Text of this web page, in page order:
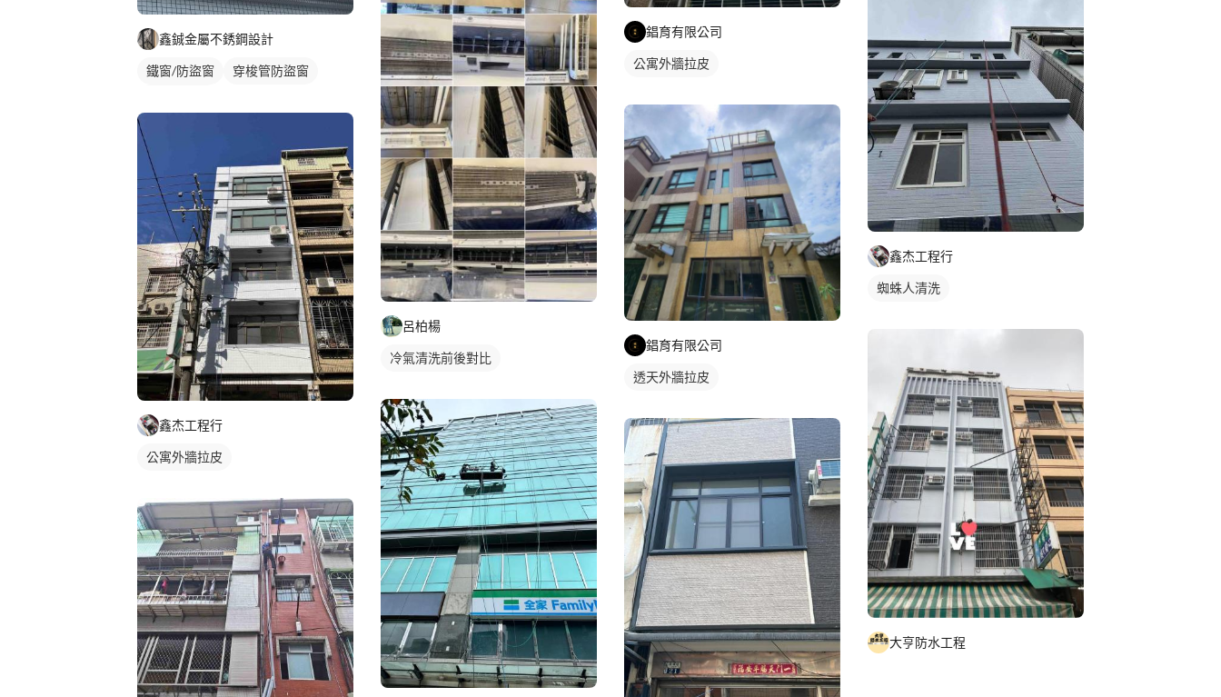
鑫鋮金屬不銹鋼設計
鐵窗/防盜窗
穿梭管防盜窗
鑫杰工程行
公寓外牆拉皮
呂柏楊
冷氣清洗前後對比
錩育有限公司
公寓外牆拉皮
錩育有限公司
透天外牆拉皮
鑫杰工程行
蜘蛛人清洗
大亨防水工程